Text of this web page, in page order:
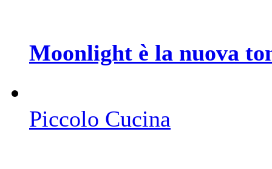
Moonlight è la nuova
Piccolo Cucina